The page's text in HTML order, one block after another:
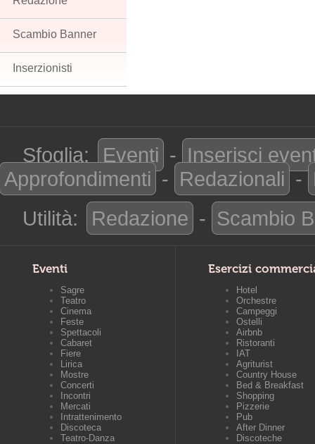
Scambio Banner
Inserzionisti
Sfoglia: Eventi - Inserisci
Approfondimenti - Redazionali -
Utilità:
Redazione - Scambio
Eventi
Sagre
Teatro
Cinema
Feste
Spettacoli
Cabaret
Fiere
Lirica
Mostre
Concerti
Incontri
Mercati
Intrattenimento
Discoteca
Teatro-Danza
Esercizi
Hotel
Orchestre
Campeggi
Ostelli
Airbnb
Ristoranti
IAT
Agriturist
Country House
Bed & Breakfast
Shopping
Pizzerie
Pub
After Dinner
Discoteche